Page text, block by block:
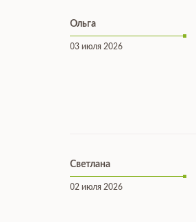
Ольга
03 июля 2026
Светлана
02 июля 2026